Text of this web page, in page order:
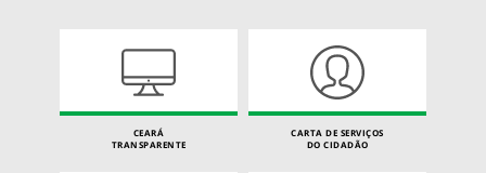
CEARÁ
TRANSPARENTE
CARTA DE SERVIÇOS
DO CIDADÃO